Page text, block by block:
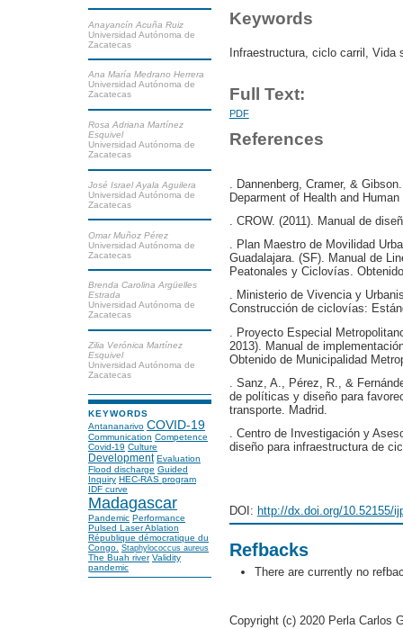
Anayancín Acuña Ruiz
Universidad Autónoma de
Zacatecas
Ana María Medrano Herrera
Universidad Autónoma de
Zacatecas
Rosa Adriana Martínez
Esquivel
Universidad Autónoma de
Zacatecas
José Israel Ayala Aguilera
Universidad Autónoma de
Zacatecas
Omar Muñoz Pérez
Universidad Autónoma de
Zacatecas
Brenda Carolina Argüelles
Estrada
Universidad Autónoma de
Zacatecas
Zilia Verónica Martínez
Esquivel
Universidad Autónoma de
Zacatecas
KEYWORDS
Antananarivo COVID-19
Communication Competence
Covid-19 Culture
Development Evaluation
Flood discharge Guided
Inquiry HEC-RAS program
IDF curve
Madagascar
Pandemic Performance
Pulsed Laser Ablation
République démocratique du
Congo. Staphylococcus aureus
The Buah river Validity
pandemic
Keywords
Infraestructura, ciclo carril,
Full Text:
PDF
References
. Dannenberg, Cramer, &
Deparment of Health and
. CROW. (2011). Manual de
. Plan Maestro de Movilidad
Guadalajara. (SF). Manual de
Peatonales y Ciclovías.
. Ministerio de Vivencia y
Construcción de ciclovías:
. Proyecto Especial
2013). Manual de
Obtenido de Municipalidad
. Sanz, A., Pérez, R., &
de políticas y diseño para
transporte. Madrid.
. Centro de Investigación y
diseño para infraestructura de
DOI: http://dx.doi.org/10.52155/
Refbacks
There are currently no
Copyright (c) 2020 Perla Carlos